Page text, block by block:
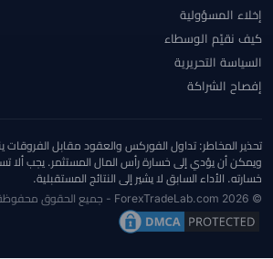
إخلاء المسؤولية
كيف نقيّم الوسطاء
السياسة التحريرية
إفصاح الشراكة
تحذير المخاطر: تداول الفوركس والعقود مقابل
ويمكن أن يؤدي إلى خسارة رأس المال المستثمر. يجب ألا
خسارته. الأداء السابق لا يشير إلى النتائج المستقبلية.
© 2026 ForexTradeLab.com - جميع الحقوق محفوظة.